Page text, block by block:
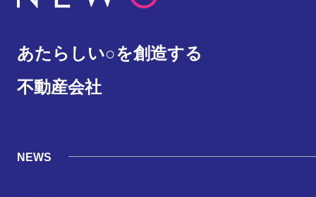
あたらしい○を創造する
不動産会社
NEWS